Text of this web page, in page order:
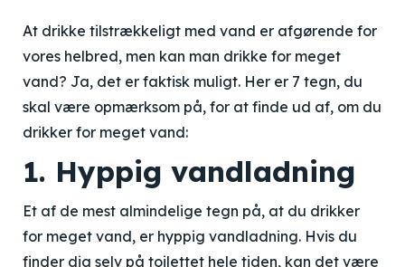
At drikke tilstrækkeligt med vand er afgørende for
vores helbred, men kan man drikke for meget
vand? Ja, det er faktisk muligt. Her er 7 tegn, du
skal være opmærksom på, for at finde ud af, om du
drikker for meget vand:
1. Hyppig vandladning
Et af de mest almindelige tegn på, at du drikker
for meget vand, er hyppig vandladning. Hvis du
finder dig selv på toilettet hele tiden, kan det være